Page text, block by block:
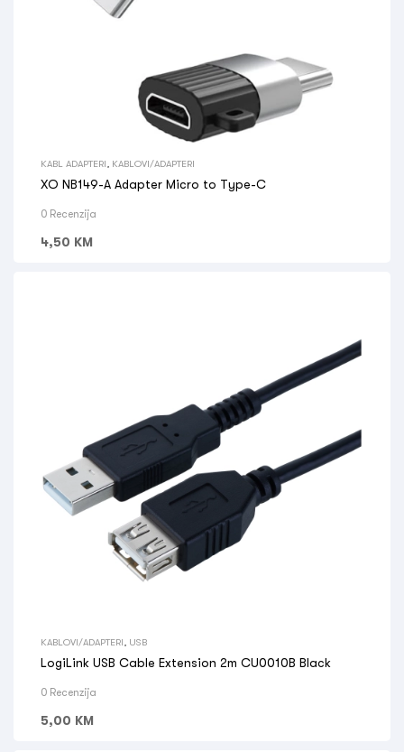
KABL ADAPTERI KABLOVI/ADAPTERI
XO NB149-A Adapter Micro to Type-C
0 Recenzija
4,50 KM
KABLOVI/ADAPTERI USB
LogiLink USB Cable Extension 2m CU0010B Black
0 Recenzija
5,00 KM